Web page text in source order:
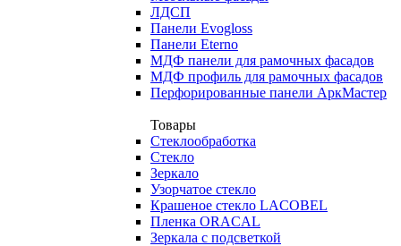
ЛДСП
Панели Evogloss
Панели Eterno
МДФ панели для рамочных фасадов
МДФ профиль для рамочных фасадов
Перфорированные панели АркМастер
Товары
Стеклообработка
Стекло
Зеркало
Узорчатое стекло
Крашеное стекло LACOBEL
Пленка ORACAL
Зеркала с подсветкой